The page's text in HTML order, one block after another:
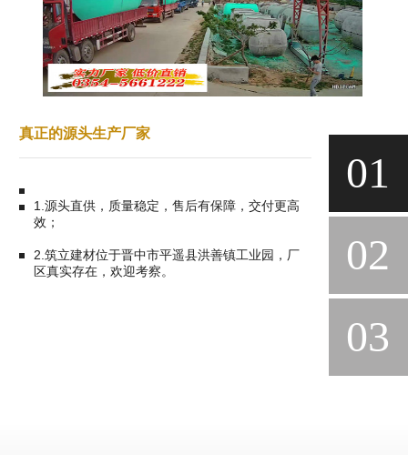
真正的源头生产厂家
1.源头直供，质量稳定，售后有保障，交付更高
效；
2.筑立建材位于晋中市平遥县洪善镇工业园，厂
区真实存在，欢迎考察。
01
02
03